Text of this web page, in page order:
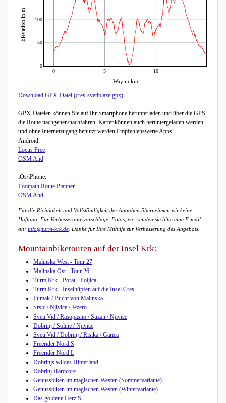
Way in km
Elevation in m
0 5 10
0
50
100
Download GPX-Datei (cres-svetiblaze.gpx)
GPX-Dateien können Sie auf Ihr Smartphone herunterladen und über die GPS
die Route nachgehen/nachfahren. Kartenkönnen auch heruntergeladen werden
und ohne Internetzugang benutzt werden.Empfehlenswerte Apps:
Android:
Locus Free
OSM And
iOs/iPhone:
Footpath Route Planner
OSM And
Für die Richtigkeit und Vollständigkeit der Angaben übernehmen wir keine
Haftung. Für Verbesserungsvorschläge, Fotos, etc. senden sie bitte eine E-mail
an: info@turm-krk.de. Danke für Ihre Mithilfe zur Verbesserung des Angebots.
Mountainbiketouren auf der Insel Krk:
Malinska West - Tour 27
Malinska Ost - Tour 26
Turm Krk - Porat - Poljica
Turm Krk - Inselhüpfen auf die Insel Cres
Fumak / Bucht von Malinska
Srsic / Njivice / Jezero
Sveti Vid / Rasopasno / Suzan / Njivice
Dobrinj / Soline / Njivice
Sveti Vid / Dobrinj / Risika / Garica
Freerider Nord S
Freerider Nord L
Dobrinjs wildes Hinterland
Dobrinj Hardcore
Genussbiken im magischen Westen (Sommervariante)
Genussbiken im magischen Westen (Wintervariante)
Das goldene Herz S